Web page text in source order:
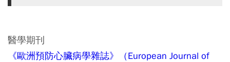
醫學期刊
《歐洲預防心臟病學雜誌》（European Journal of